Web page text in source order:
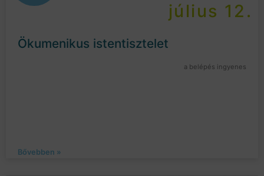
július 12.
Ökumenikus istentisztelet
a belépés ingyenes
Bővebben »